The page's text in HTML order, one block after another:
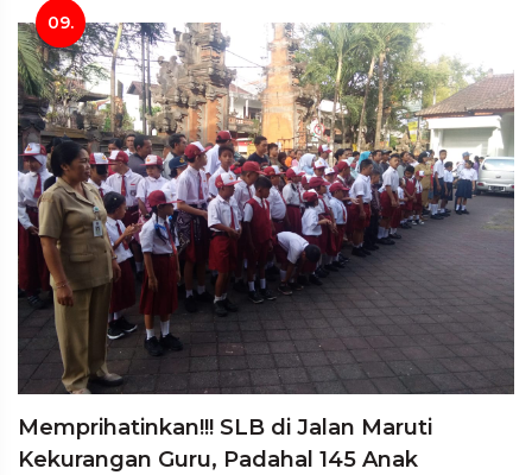
09.
Memprihatinkan!!! SLB di Jalan Maruti
Kekurangan Guru, Padahal 145 Anak